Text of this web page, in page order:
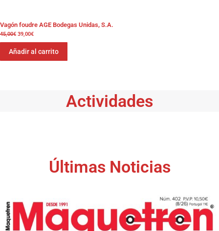
Vagón foudre AGE Bodegas Unidas, S.A.
45,00€ El
era:
45,00€.
39,00€
es:
39,00€.
Añadir al carrito
Actividades
Últimas Noticias